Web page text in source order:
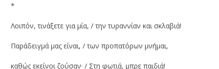
*
Λοιπόν, τινάξετε για μία, / την τυραννίαν και σκλαβιά!
Παράδειγμά μας είναι, / των προπατόρων μνήμαι,
καθώς εκείνοι ζούσαν· / Στη φωτιά, μπρε παιδιά!